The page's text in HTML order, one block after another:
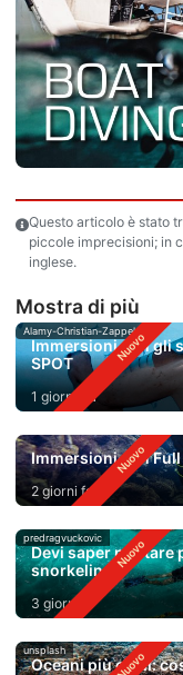
Questo articolo è stato
piccole imprecisioni; in
inglese.
Mostra di più
Alamy-Christian-Zappel
Immersioni con gli
SPOT
1 giorno fa
Immersioni con Full
2 giorni fa
predragvuckovic
Devi saper nuotare
snorkeling
3 giorni fa
unsplash
Oceani più caldi: